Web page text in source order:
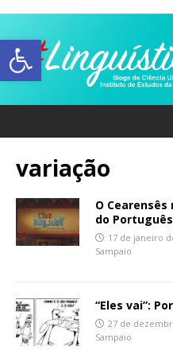
Abrir a barra
variação
O
do
17 de janeiro
Sampaio
“Eles vai”:
27 de
Sampaio